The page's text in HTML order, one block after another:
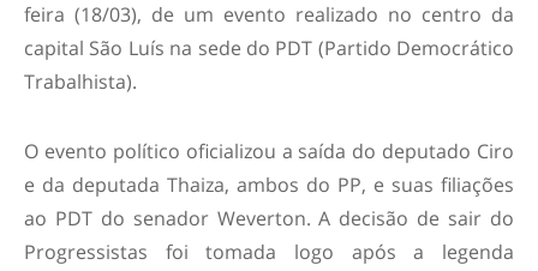
feira (18/03), de um evento realizado no centro da
capital São Luís na sede do PDT (Partido Democrático
Trabalhista).
O evento político oficializou a saída do deputado Ciro
e da deputada Thaiza, ambos do PP, e suas filiações
ao PDT do senador Weverton. A decisão de sair do
Progressistas foi tomada logo após a legenda